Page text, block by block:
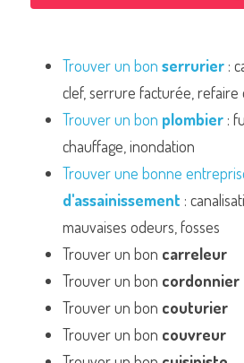
Trouver un bon serrurier :
clef, serrure facturée, refaire
Trouver un bon plombier :
chauffage, inondation
d'assainissement :
mauvaises odeurs, fosses
Trouver un bon carreleur
Trouver un bon cordonnier
Trouver un bon couturier
Trouver un bon couvreur